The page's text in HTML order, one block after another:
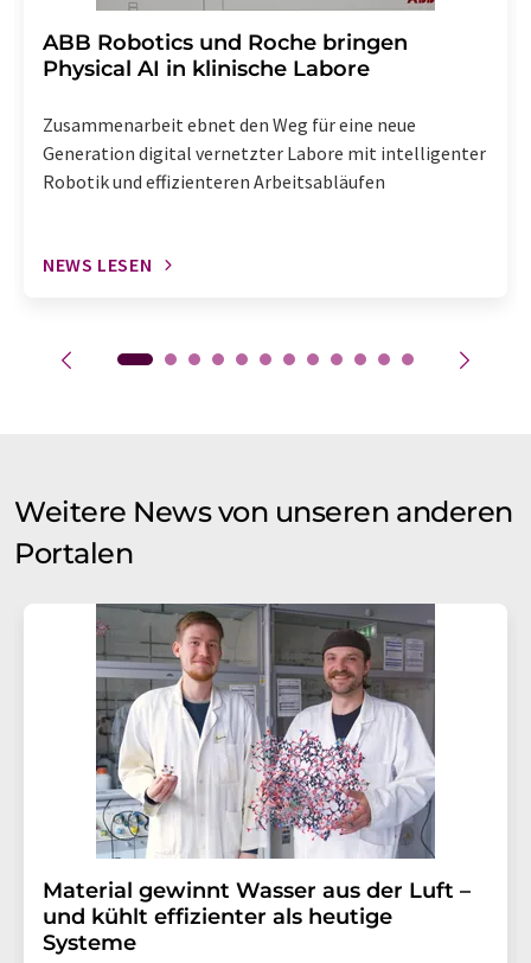
​​​​​​​ABB Robotics und Roche bringen
Physical AI in klinische Labore
Zusammenarbeit ebnet den Weg für eine neue
Generation digital vernetzter Labore mit intelligenter
Robotik und effizienteren Arbeitsabläufen
NEWS LESEN
Weitere News von unseren anderen
Portalen
Material gewinnt Wasser aus der Luft –
und kühlt effizienter als heutige
Systeme